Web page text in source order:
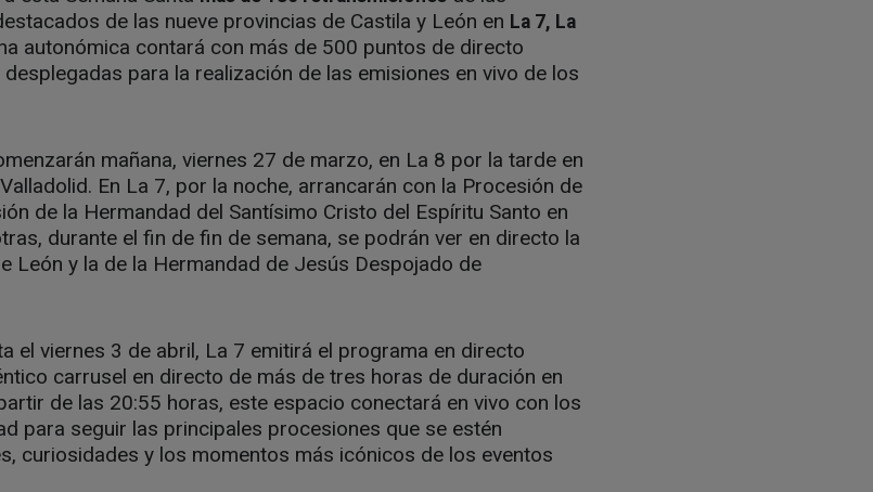
de las nueve provincias de Castila y León en La 7, La
autonómica contará con más de 500 puntos de directo
para la realización de las emisiones en vivo de los
mañana, viernes 27 de marzo, en La 8 por la tarde en
En La 7, por la noche, arrancarán con la Procesión de
de la Hermandad del Santísimo Cristo del Espíritu Santo en
durante el fin de fin de semana, se podrán ver en directo la
León y la de la Hermandad de Jesús Despojado de
el viernes 3 de abril, La 7 emitirá el programa en directo
carrusel en directo de más de tres horas de duración en
de las 20:55 horas, este espacio conectará en vivo con los
para seguir las principales procesiones que se estén
curiosidades y los momentos más icónicos de los eventos